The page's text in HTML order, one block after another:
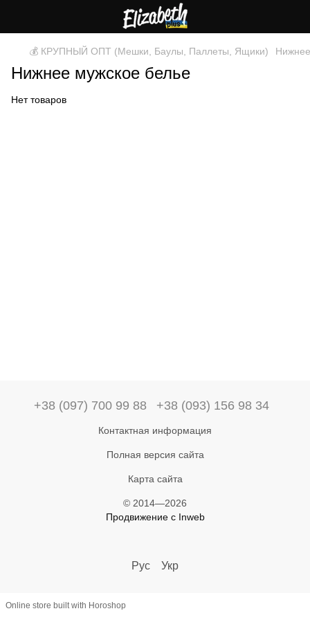
💰 КРУПНЫЙ ОПТ (Мешки, Баулы, Паллеты, Ящики)
Нижнее мужское белье
Нет товаров
+38 (097) 700 99 88 +38 (093) 156 98 34
Контактная информация
Полная версия сайта
Карта сайта
© 2014—2026
Продвижение с Inweb
Рус Укр
Online store built with Horoshop